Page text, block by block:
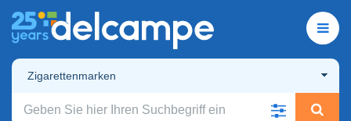
Zigarettenmarken